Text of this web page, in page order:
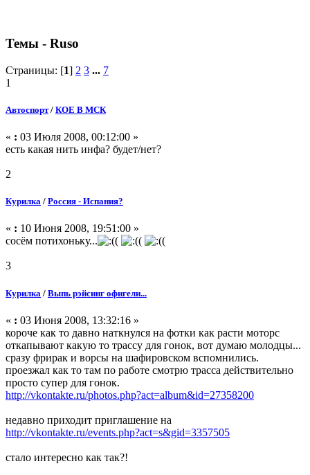
Темы - Ruso
Страницы: [1] 2 3 ... 7
1
Автоспорт/ КОЕ В МСК
« : 03 Июля 2008, 00:12:00 »
есть какая нить инфа? будет/нет?
2
Курилка / Россия - Испания?
« : 10 Июня 2008, 19:51:00 »
сосём потихоньку...
( ( (
3
Курилка / Выпь рэйсинг офигели...
« : 03 Июня 2008, 13:32:16 »
короче как то давно наткнулся на фотки как расти моторс
откапывают какую то трассу для гонок, вот думаю молодцы...
сразу фрирак и ворсы на шафировском вспомнились.
проезжал как то там по работе смотрю трасса действительно
просто супер для гонок.
http://vkontakte.ru/photos.php?act=album&id=27358200
недавно приходит приглашение на
http://vkontakte.ru/events.php?act=s&gid=3357505
стало интересно как так?!